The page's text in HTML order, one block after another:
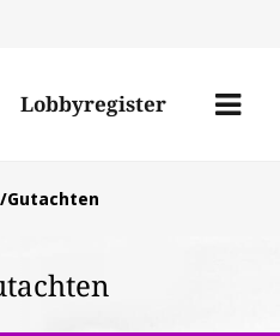
Lobbyregister
Menü
Gutachten